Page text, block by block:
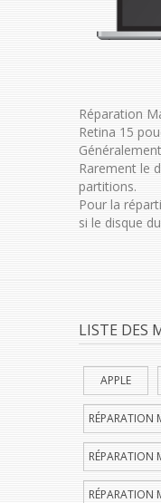
Réparation
Retina 15
Rarement le
partitions.
Pour la
si le disque
LISTE DES
APPLE
RÉPARATION
RÉPARATION
RÉPARATION